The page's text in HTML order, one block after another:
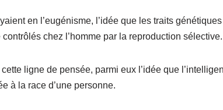
en l’eugénisme, l’idée que les traits
chez l’homme par la reproduction sélective.
ligne de pensée, parmi eux l’idée que
à la race d’une personne.